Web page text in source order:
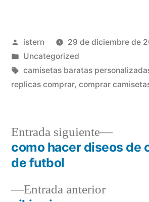
Publicado
por
istern
29 de diciembre de
Publicado
en
Uncategorized
Etiquetas:
camisetas baratas
replicas comprar, comprar
Navegación
Entrada anteriorEntrada
Entrada siguiente
Entrada
como hacer diseos de
de futbol